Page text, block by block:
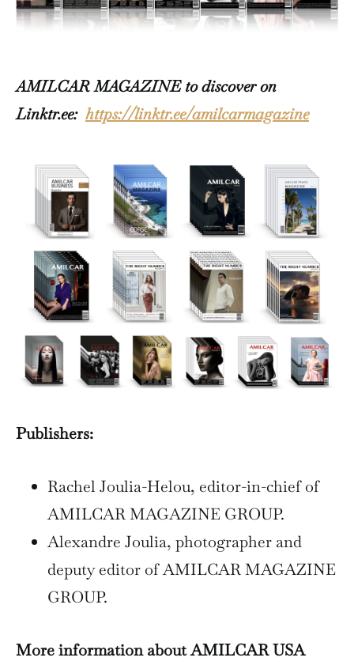
AMILCAR MAGAZINE to discover on
Linktr.ee: https://linktr.ee/amilcarmagazine
Publishers:
Rachel Joulia-Helou, editor-in-chief of
AMILCAR MAGAZINE GROUP.
Alexandre Joulia, photographer and
deputy editor of AMILCAR MAGAZINE
GROUP.
More information about AMILCAR USA